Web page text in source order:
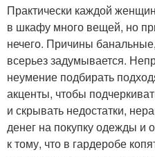
Практически каждой
в шкафу много вещей, но
нечего. Причины
всерьез задумывается.
неумение подбирать
акценты, чтобы
и скрывать недостатки,
денег на покупку одежды и
к тому, что в гардеробе